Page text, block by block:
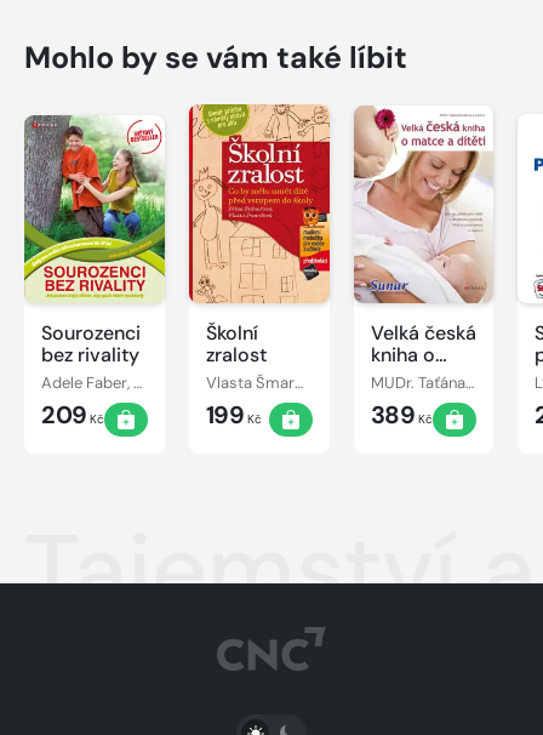
Mohlo by se vám také líbit
Sourozenci
bez rivality
Adele Faber, Elaine Mazlish
209 Kč
Školní
zralost
Vlasta Šmardová, Jiřina Bednářová
199 Kč
Velká česká
kniha o
matce a
dítěti
MUDr. Taťána Hanáková
389 Kč
Tajemství
PŘEPNOUT SVĚTLÝ/TMAVÝ REŽIM